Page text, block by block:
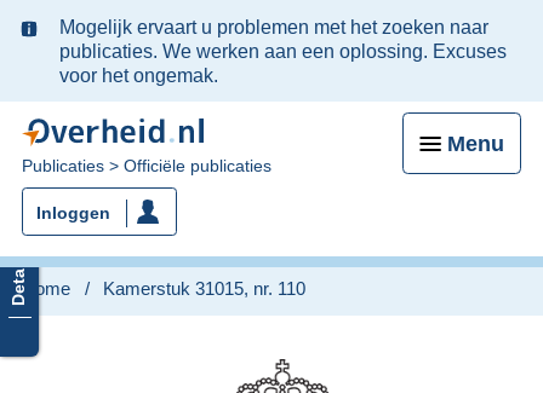
Ter
informatie:
Mogelijk ervaart u problemen met het zoeken naar
publicaties. We werken aan een oplossing. Excuses
voor het ongemak.
Menu
U
bent
nu
hier:
Publicaties Officiële publicaties
Inloggen
Home Kamerstuk 31015, nr. 110